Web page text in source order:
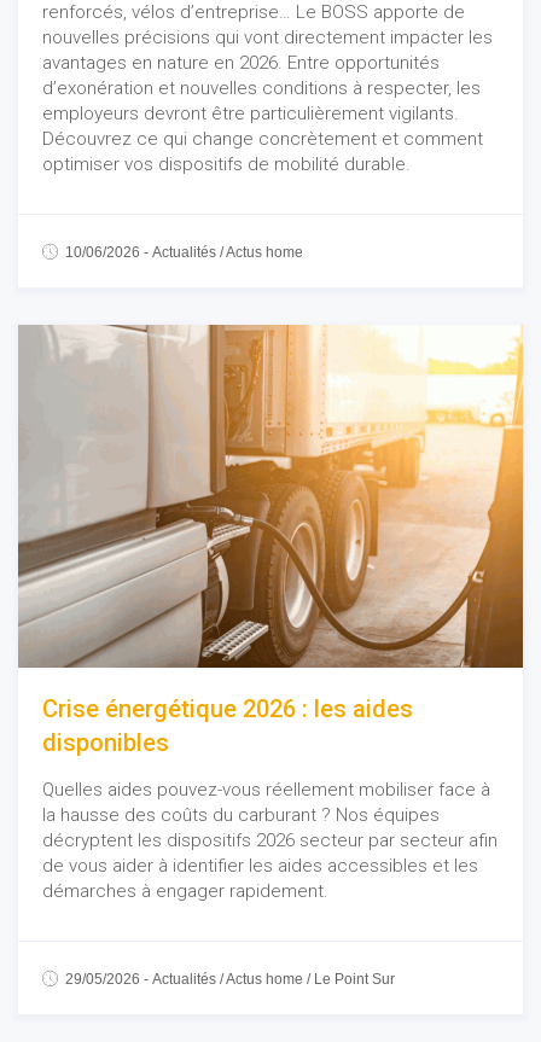
renforcés, vélos d’entreprise… Le BOSS apporte de
nouvelles précisions qui vont directement impacter les
avantages en nature en 2026. Entre opportunités
d’exonération et nouvelles conditions à respecter, les
employeurs devront être particulièrement vigilants.
Découvrez ce qui change concrètement et comment
optimiser vos dispositifs de mobilité durable.
10/06/2026 - Actualités /Actus home
Crise énergétique 2026 : les aides
disponibles
Quelles aides pouvez-vous réellement mobiliser face à
la hausse des coûts du carburant ? Nos équipes
décryptent les dispositifs 2026 secteur par secteur afin
de vous aider à identifier les aides accessibles et les
démarches à engager rapidement.
29/05/2026 - Actualités /Actus home / Le Point Sur